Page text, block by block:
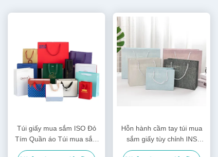
Túi giấy mua sắm ISO Đỏ
Tím Quần áo Túi mua sắm
Logo Tùy chỉnh
Hỗn hành cầm tay túi mua
sắm giấy tùy chỉnh INS
phong cách túi quà sinh nhật